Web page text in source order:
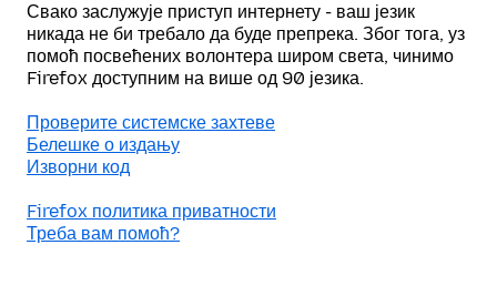
Свако заслужује приступ интернету - ваш језик
никада не би требало да буде препрека. Због тога, уз
помоћ посвећених волонтера широм света, чинимо
Firefox доступним на више од 90 језика.
Проверите системске захтеве
Белешке о издању
Изворни код
Firefox политика приватности
Треба вам помоћ?